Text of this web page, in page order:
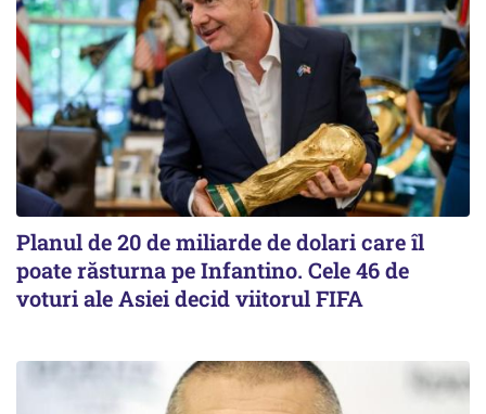
Planul de 20 de miliarde de dolari care îl
poate răsturna pe Infantino. Cele 46 de
voturi ale Asiei decid viitorul FIFA